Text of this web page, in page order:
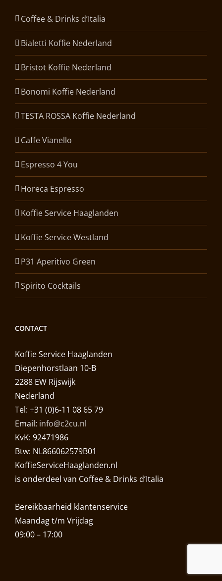
Coffee & Drinks d’Italia
Bialetti Koffie Nederland
Bristot Koffie Nederland
Bonomi Koffie Nederland
TESTA ROSSA Koffie Nederland
Caffe Vianello
Espresso 4 You
Horeca Espresso
Koffie Service Haaglanden
Koffie Service Westland
P31 Aperitivo Green
Spirito Cocktails
CONTACT
Koffie Service Haaglanden
Diepenhorstlaan 10-B
2288 EW Rijswijk
Nederland
Tel: +31 (0)6-11 08 65 79
Email: info@c2cu.nl
KvK: 92471986
Btw: NL866062579B01
KoffieServiceHaaglanden.nl
is onderdeel van Coffee & Drinks d’Italia
Bereikbaarheid klantenservice
Maandag t/m Vrijdag
09:00 – 17:00